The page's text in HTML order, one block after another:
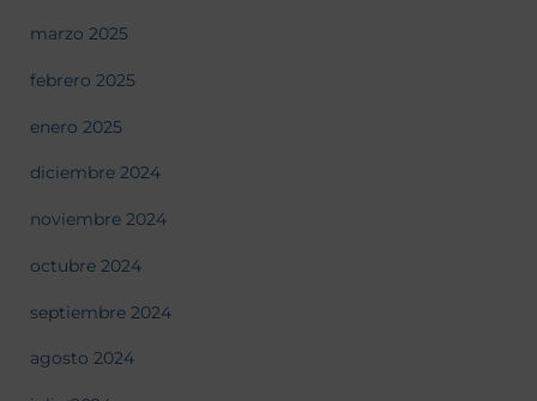
marzo 2025
febrero 2025
enero 2025
diciembre 2024
noviembre 2024
octubre 2024
septiembre 2024
agosto 2024